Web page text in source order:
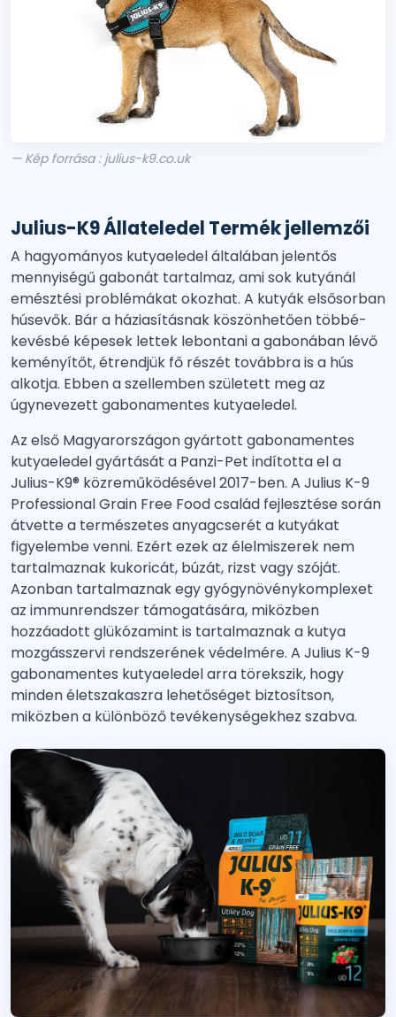
— Kép forrása : julius-k9.co.uk
Julius-K9 Állateledel Termék jellemzői
A hagyományos kutyaeledel általában jelentős
mennyiségű gabonát tartalmaz, ami sok kutyánál
emésztési problémákat okozhat. A kutyák elsősorban
húsevők. Bár a háziasításnak köszönhetően többé-
kevésbé képesek lettek lebontani a gabonában lévő
keményítőt, étrendjük fő részét továbbra is a hús
alkotja. Ebben a szellemben született meg az
úgynevezett gabonamentes kutyaeledel.
Az első Magyarországon gyártott gabonamentes
kutyaeledel gyártását a Panzi-Pet indította el a
Julius-K9® közreműködésével 2017-ben. A Julius K-9
Professional Grain Free Food család fejlesztése során
átvette a természetes anyagcserét a kutyákat
figyelembe venni. Ezért ezek az élelmiszerek nem
tartalmaznak kukoricát, búzát, rizst vagy szóját.
Azonban tartalmaznak egy gyógynövénykomplexet
az immunrendszer támogatására, miközben
hozzáadott glükózamint is tartalmaznak a kutya
mozgásszervi rendszerének védelmére. A Julius K-9
gabonamentes kutyaeledel arra törekszik, hogy
minden életszakaszra lehetőséget biztosítson,
miközben a különböző tevékenységekhez szabva.